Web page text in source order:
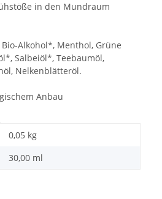
in den Mundraum
Bio-Alkohol*, Menthol, Grüne
Salbeiöl*, Teebaumöl,
Nelkenblätteröl.
Anbau
0,05 kg
30,00 ml